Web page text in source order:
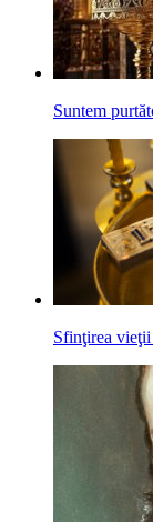
Suntem
Sfinţirea vieţii